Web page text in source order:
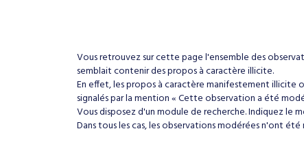
Vous retrouvez sur cette page l'ensemble des
semblait contenir des propos à caractère illicite.
En effet, les propos à caractère manifestement illicite
signalés par la mention « Cette observation a été
Vous disposez d'un module de recherche. Indiquez le
Dans tous les cas, les observations modérées n'ont